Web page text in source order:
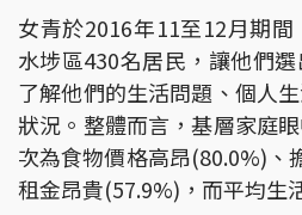
女青於2016年11至12月期
水埗區430名居民，讓他們
了解他們的生活問題、個人
狀況。整體而言，基層家庭
次為食物價格高昂(80.0%)、
租金昂貴(57.9%)，而平均生